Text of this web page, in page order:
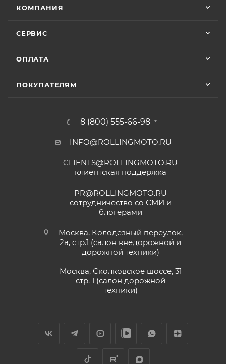
КОМПАНИЯ
СЕРВИС
ОПЛАТА
ПОКУПАТЕЛЯМ
8 (800) 555-66-98
INFO@ROLLINGMOTO.RU
CLIENTS@ROLLINGMOTO.RU
клиентская поддержка
PR@ROLLINGMOTO.RU
сотрудничество со СМИ и
блогерами
Москва, Колодезный переулок,
2а, стр.1 (салон внедорожной и
дорожной техники)
Москва, Сколковское шоссе, 31
стр. 1 (салон дорожной
техники)